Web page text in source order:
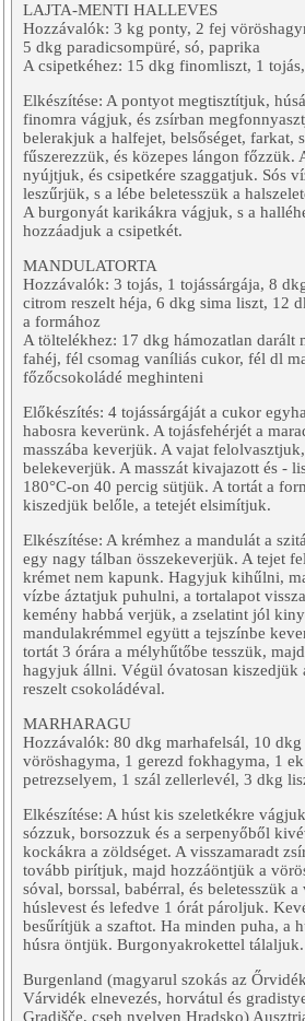
LAJTA-MENTI HALLEVES
Hozzávalók: 3 kg ponty, 2 fej
5 dkg paradicsompüré, só, paprika
A csipetkéhez: 15 dkg finomliszt, 1
Elkészítése: A pontyot megtisztítjuk,
finomra vágjuk, és zsírban
belerakjuk a halfejet, belsőséget, farkat,
fűszerezzük, és közepes lángon
nyújtjuk, és csipetkére szaggatjuk. Sós
leszűrjük, s a lébe beletesszük a
A burgonyát karikákra vágjuk, s a
hozzáadjuk a csipetkét.
MANDULATORTA
Hozzávalók: 3 tojás, 1 tojássárgája, 8
citrom reszelt héja, 6 dkg sima liszt, 12
a formához
A töltelékhez: 17 dkg hámozatlan
fahéj, fél csomag vaníliás cukor, fél dl
főzőcsokoládé meghinteni
Előkészítés: 4 tojássárgáját a cukor
habosra keverünk. A tojásfehérjét a
masszába keverjük. A vajat
belekeverjük. A masszát kivajazott és -
180°C-on 40 percig sütjük. A tortát a
kiszedjük belőle, a tetejét elsimítjuk.
Elkészítése: A krémhez a mandulát a
egy nagy tálban összekeverjük. A tejet
krémet nem kapunk. Hagyjuk kihűlni,
vízbe áztatjuk puhulni, a tortalapot
kemény habbá verjük, a zselatint jól
mandulakrémmel együtt a tejszínbe
tortát 3 órára a mélyhűtőbe tesszük,
hagyjuk állni. Végül óvatosan kiszedjük
reszelt csokoládéval.
MARHARAGU
Hozzávalók: 80 dkg marhafelsál, 10
vöröshagyma, 1 gerezd fokhagyma, 1
petrezselyem, 1 szál zellerlevél, 3 dkg
Elkészítése: A húst kis szeletkékre
sózzuk, borsozzuk és a serpenyőből
kockákra a zöldséget. A visszamaradt
tovább pirítjuk, majd hozzáöntjük a
sóval, borssal, babérral, és beletesszük
húslevest és lefedve 1 órát pároljuk.
besűrítjük a szaftot. Ha minden puha, a
húsra öntjük. Burgonyakrokettel tálaljuk.
Burgenland (magyarul szokás az
Várvidék elnevezés, horvátul és
Gradišče, cseh nyelven Hradsko)